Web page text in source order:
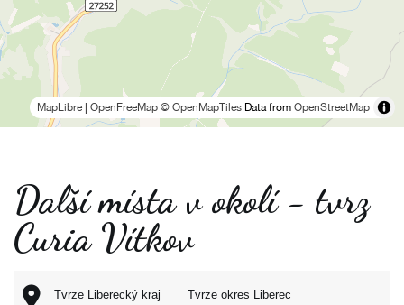
MapLibre OpenFreeMap © OpenMapTiles Data from OpenStreetMap
Další místa v okolí - tvrz
Curia Vítkov
Tvrze Liberecký kraj
Tvrze okres Liberec